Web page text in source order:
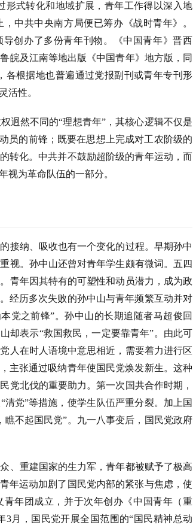
形式转化和地域扩展，青年工作得以深入地
中共中央南方局便已筹办《战时青年》。
创办了多份青年刊物。《中国青年》晋西
皖及江南等地出版《中国青年》地方版，同
各根据地也普遍通过党报副刊或青年专刊形
活性。
迥然不同的“理想青年”，其核心逻辑不仅是
员的前锋；既要在思想上完成对工农阶级的
转化。中共并不鼓励超阶级的青年运动，而
视为革命队伍的一部分。
接纳、吸收也有一个变化的过程。早期孙中
视。孙中山还曾对青年学生颇有微词。五四
青年因其特有的可塑性和动员潜力，成为政
经历多次失败的孙中山与青年频繁互动并对
党之前锋”。孙中山的长期追随者马超俊回
却表示“救国救民，一定要靠青年”。由此可
人在时人语境中意思相近，需要着力进行区
主张通过吸纳青年使国民党焕发新生。这种
党北伐的重要助力。第一次国共合作时期，
党”等措施，使学生队伍严重分裂。加上国
不起国民党”。九一八事变后，国民党政府
、重建国家的生力军，青年都被赋予了极高
年运动加剧了国民党内部的紧张与焦虑，使
年团成立，并于次年创办《中国青年（重
3月，国民党开展全国范围的“国民精神总动